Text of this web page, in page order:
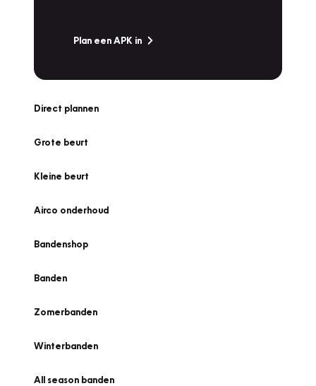
Plan een APK in
Direct plannen
Grote beurt
Kleine beurt
Airco onderhoud
Bandenshop
Banden
Zomerbanden
Winterbanden
All season banden